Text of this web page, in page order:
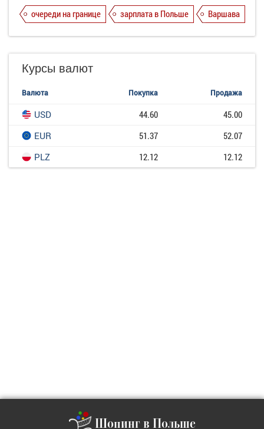
очереди на границе
зарплата в Польше Варшава
Курсы валют
Валюта Покупка Продажа
USD 44.60
45.00
EUR
51.37
52.07
PLZ
12.12 12.12
Шопинг в Польше